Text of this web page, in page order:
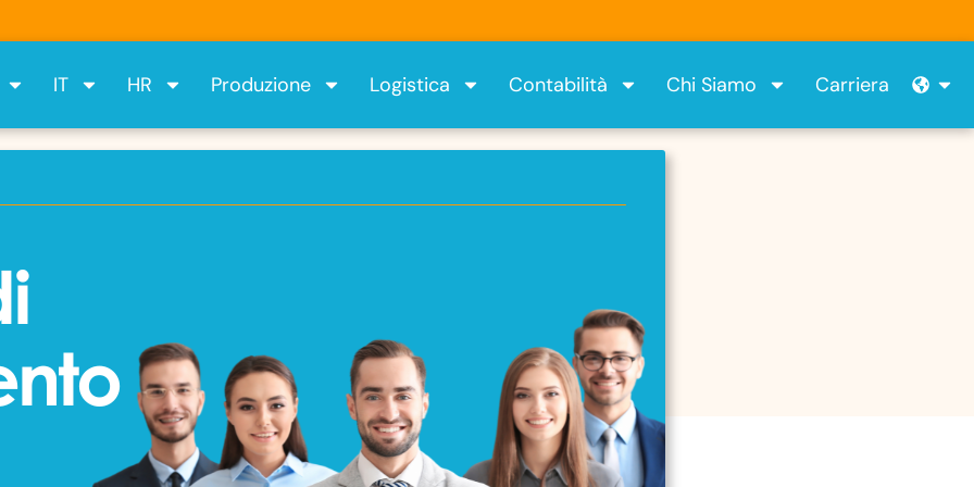
IT HR Produzione Logistica Contabilità Chi Siamo Carriera